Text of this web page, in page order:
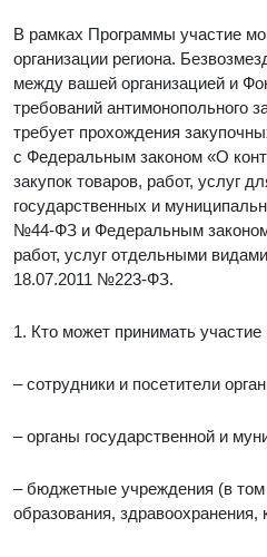
В рамках Программы участие
организации региона.
между вашей организацией и
требований антимонопольного
требует прохождения
с Федеральным законом «О
закупок товаров, работ, услуг
государственных и
№44-ФЗ и Федеральным законом
работ, услуг отдельными
18.07.2011 №223-ФЗ.
1. Кто может принимать
– сотрудники и посетители
– органы государственной и
– бюджетные учреждения (в
образования, здравоохранения,